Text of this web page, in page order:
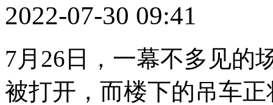
2022-07-30 09:41
7月26日，一幕不多见的
被打开，而楼下的吊车